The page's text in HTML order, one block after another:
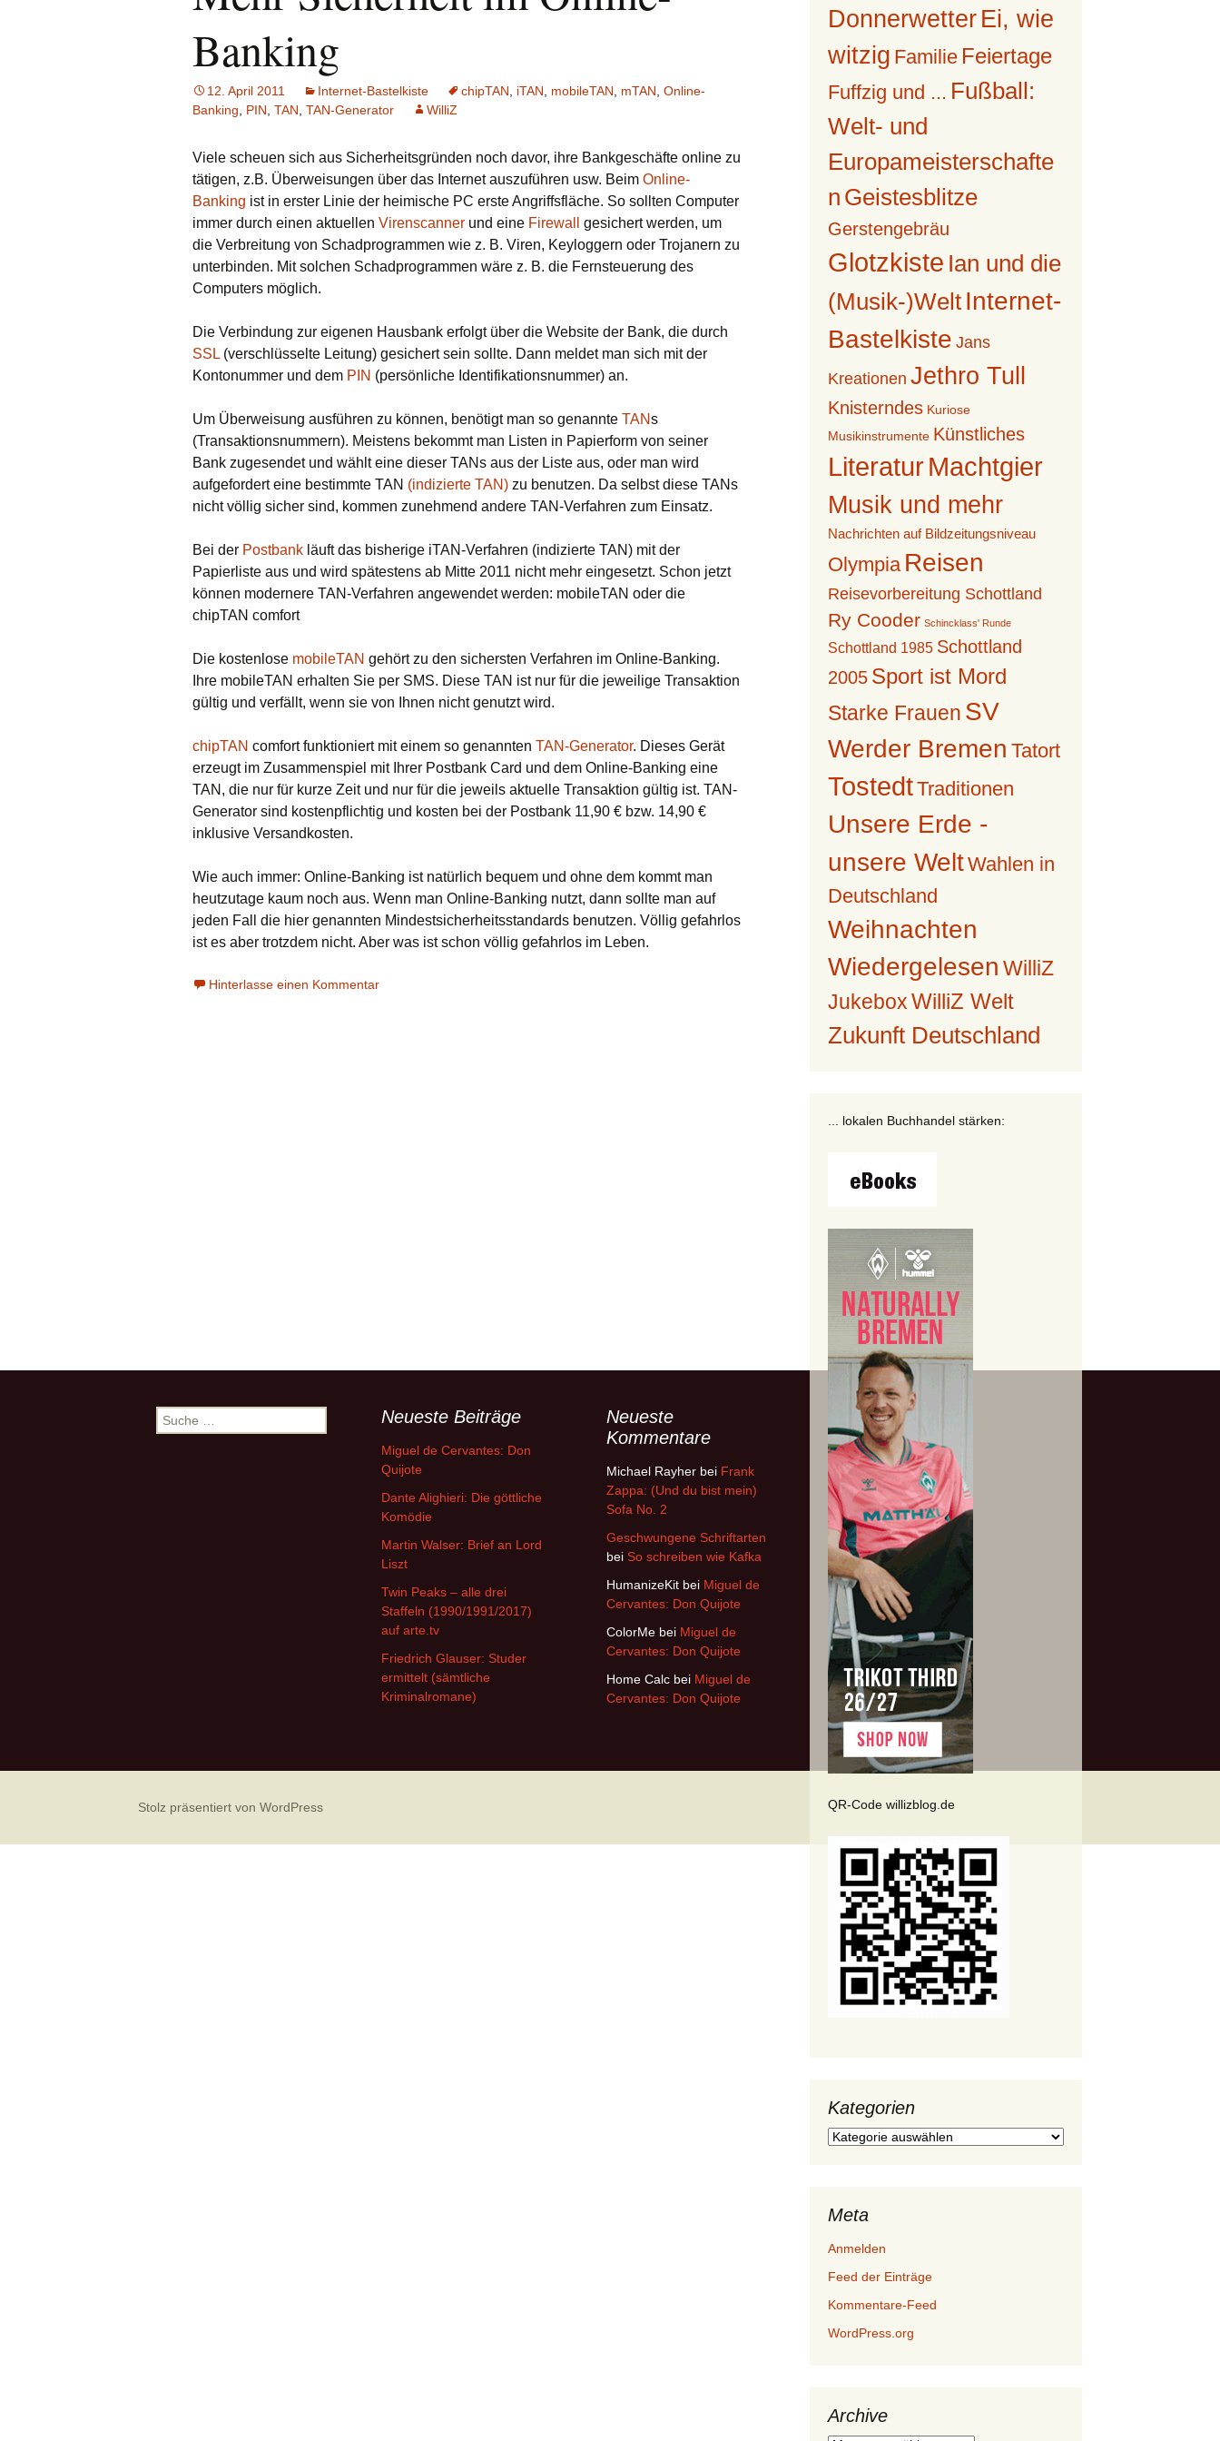
Banking
12. April 2011 Internet-Bastelkiste chipTAN iTAN mobileTAN mTAN Online-
Banking
PIN TAN TAN-Generator WilliZ
Viele scheuen sich aus Sicherheitsgründen noch davor, ihre Bankgeschäfte online zu
tätigen, z.B. Überweisungen über das Internet auszuführen usw. Beim Online-
Banking ist in erster Linie der heimische PC erste Angriffsfläche. So sollten Computer
immer durch einen aktuellen Virenscanner und eine Firewall
gesichert werden, um
die Verbreitung von Schadprogrammen wie z. B. Viren, Keyloggern oder Trojanern zu
unterbinden. Mit solchen Schadprogrammen wäre z. B. die Fernsteuerung des
Computers möglich.
Die Verbindung zur eigenen Hausbank erfolgt über die Website der Bank, die durch
SSL (verschlüsselte Leitung) gesichert sein sollte. Dann meldet man sich mit der
Kontonummer und dem PIN (persönliche Identifikationsnummer) an.
Um Überweisung ausführen zu können, benötigt man so genannte TANs
(Transaktionsnummern). Meistens bekommt man Listen in Papierform von seiner
Bank zugesendet und wählt eine dieser TANs aus der Liste aus, oder man wird
aufgefordert eine bestimmte TAN (indizierte TAN) zu benutzen. Da selbst diese TANs
nicht völlig sicher sind, kommen zunehmend andere TAN-Verfahren zum Einsatz.
Bei der Postbank läuft das bisherige iTAN-Verfahren (indizierte TAN) mit der
Papierliste aus und wird spätestens ab Mitte 2011 nicht mehr eingesetzt. Schon jetzt
können modernere TAN-Verfahren angewendet werden: mobileTAN oder die
chipTAN comfort
Die kostenlose mobileTAN gehört zu den sichersten Verfahren im Online-Banking.
Ihre mobileTAN erhalten Sie per SMS. Diese TAN ist nur für die jeweilige Transaktion
gültig und verfällt, wenn sie von Ihnen nicht genutzt wird.
chipTAN comfort funktioniert mit einem so genannten TAN-Generator. Dieses Gerät
erzeugt im Zusammenspiel mit Ihrer Postbank Card und dem Online-Banking eine
TAN, die nur für kurze Zeit und nur für die jeweils aktuelle Transaktion gültig ist. TAN-
Generator sind kostenpflichtig und kosten bei der Postbank 11,90 € bzw. 14,90 €
inklusive Versandkosten.
Wie auch immer: Online-Banking ist natürlich bequem und ohne dem kommt man
heutzutage kaum noch aus. Wenn man Online-Banking nutzt, dann sollte man auf
jeden Fall die hier genannten Mindestsicherheitsstandards benutzen. Völlig gefahrlos
ist es aber trotzdem nicht. Aber was ist schon völlig gefahrlos im Leben.
Hinterlasse einen Kommentar
Donnerwetter Ei, wie
witzig Familie Feiertage
Fuffzig und ... Fußball:
Welt- und
Europameisterschafte
n Geistesblitze
Gerstengebräu
Glotzkiste Ian und die
(Musik-)Welt Internet-
Bastelkiste Jans
Kreationen Jethro Tull
Knisterndes Kuriose
Musikinstrumente Künstliches
LiteraturMachtgier
Musik und mehr
Nachrichten auf Bildzeitungsniveau
Olympia Reisen
Reisevorbereitung Schottland
Ry Cooder Schincklass' Runde
Schottland 1985 Schottland
2005 Sport ist Mord
Starke Frauen SV
Werder Bremen Tatort
TostedtTraditionen
Unsere Erde -
unsere WeltWahlen in
Deutschland
Weihnachten
Wiedergelesen WilliZ
Jukebox WilliZ Welt
Zukunft Deutschland
... lokalen Buchhandel stärken:
QR-Code willizblog.de
Kategorien
Kategorien
Meta
Anmelden
Feed der Einträge
Kommentare-Feed
WordPress.org
Archive
Suche
nach:
Neueste Beiträge
Miguel de Cervantes: Don
Quijote
Dante Alighieri: Die göttliche
Komödie
Martin Walser: Brief an Lord
Liszt
Twin Peaks – alle drei
Staffeln (1990/1991/2017)
auf arte.tv
Friedrich Glauser: Studer
ermittelt (sämtliche
Kriminalromane)
Neueste
Kommentare
Michael Rayher bei Frank
Zappa: (Und du bist mein)
Sofa No. 2
Geschwungene Schriftarten
bei So schreiben wie Kafka
HumanizeKit bei Miguel de
Cervantes: Don Quijote
ColorMe bei Miguel de
Cervantes: Don Quijote
Home Calc bei Miguel de
Cervantes: Don Quijote
Stolz präsentiert von WordPress